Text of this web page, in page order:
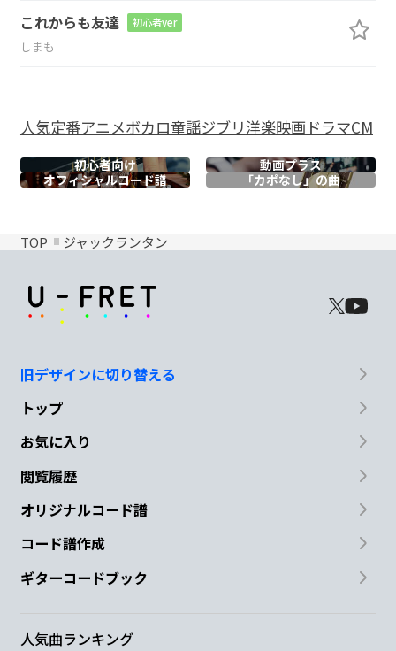
これからも友達 初心者ver
しまも
人気定番アニメボカロ童謡ジブリ洋楽映画ドラマCM
初心者向け
動画プラス
オフィシャルコード譜 「カポなし」の曲
TOP ジャックランタン
旧デザインに切り替える
トップ
お気に入り
閲覧履歴
オリジナルコード譜
コード譜作成
ギターコードブック
人気曲ランキング